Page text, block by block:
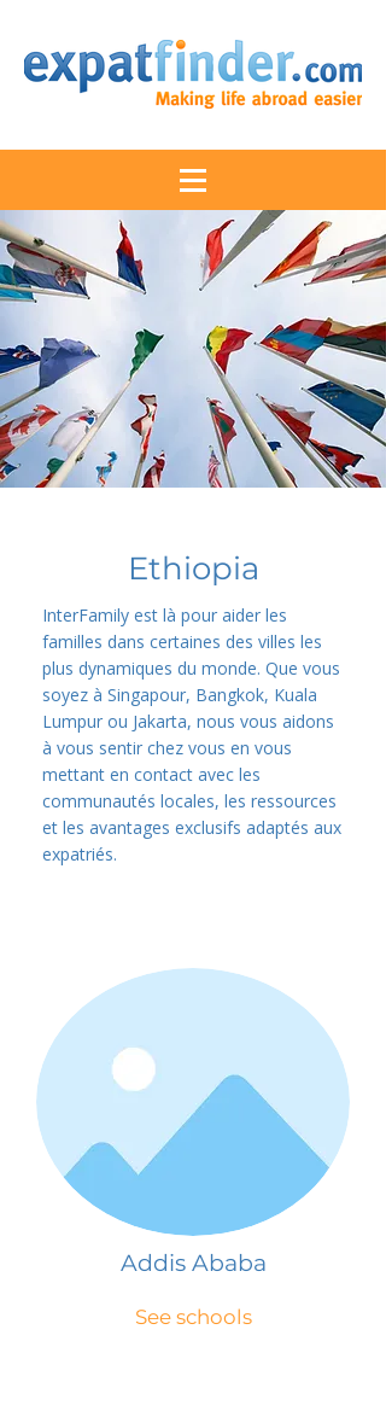
Ethiopia
InterFamily est là pour aider les
familles dans certaines des villes les
plus dynamiques du monde. Que vous
soyez à Singapour, Bangkok, Kuala
Lumpur ou Jakarta, nous vous aidons
à vous sentir chez vous en vous
mettant en contact avec les
communautés locales, les ressources
et les avantages exclusifs adaptés aux
expatriés.
Addis Ababa
See schools